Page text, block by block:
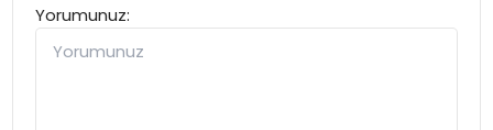
Yorumunuz: